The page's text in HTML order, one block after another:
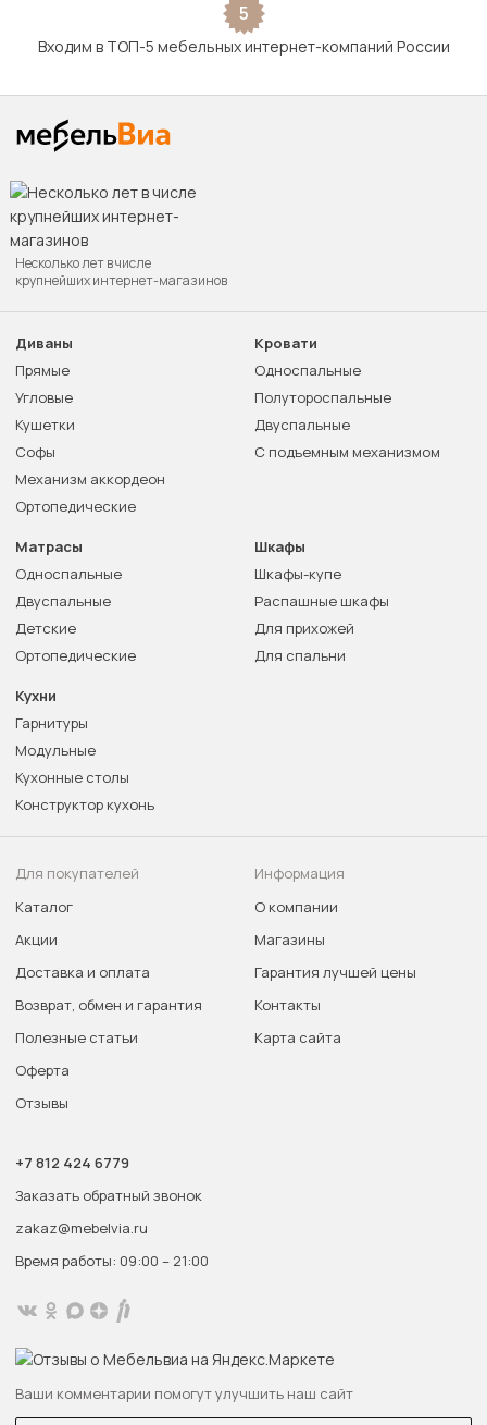
5
Входим в ТОП-5 мебельных интернет-компаний России
Несколько лет в числе
крупнейших интернет-магазинов
Диваны
Прямые
Угловые
Кушетки
Софы
Механизм аккордеон
Ортопедические
Кровати
Односпальные
Полутороспальные
Двуспальные
С подъемным механизмом
Матрасы
Односпальные
Двуспальные
Детские
Ортопедические
Шкафы
Шкафы-купе
Распашные шкафы
Для прихожей
Для спальни
Кухни
Гарнитуры
Модульные
Кухонные столы
Конструктор кухонь
Для покупателей
Каталог
Акции
Доставка и оплата
Возврат, обмен и гарантия
Полезные статьи
Оферта
Отзывы
Информация
О компании
Магазины
Гарантия лучшей цены
Контакты
Карта сайта
+7 812 424 6779
Заказать обратный звонок
zakaz@mebelvia.ru
Время работы: 09:00 – 21:00
Ваши комментарии помогут улучшить наш сайт